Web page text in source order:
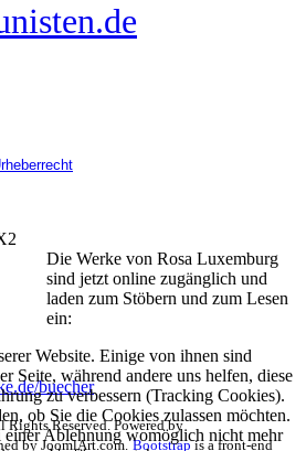
Die Werke von Rosa Luxemburg
sind jetzt online zugänglich und
laden zum Stöbern und zum Lesen
ein:
buecher
Reserved. Powered by
by JoomlArt.com. Bootstrapis a front-end
Website. Einige von ihnen sind
Seite, während andere uns helfen, diese
zu verbessern (Tracking Cookies).
ob Sie die Cookies zulassen möchten.
einer Ablehnung womöglich nicht mehr